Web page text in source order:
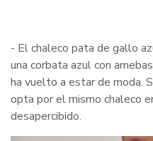
- El chaleco pata de gallo
una corbata azul con
ha vuelto a estar de moda.
opta por el mismo chaleco
desapercibido.